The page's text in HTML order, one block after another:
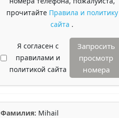
прочитайте Правила и политику
сайта .
Я согласен с
правилами и
политикой сайта
Запросить
просмотр
номера
Фамилия: Mihail